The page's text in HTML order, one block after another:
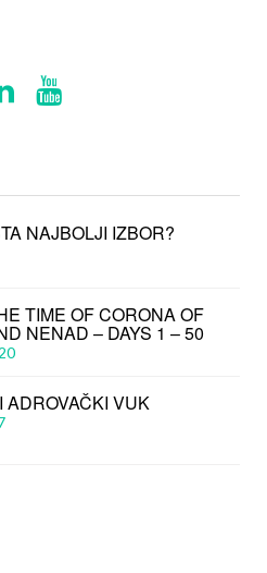
NAJBOLJI IZBOR?
TIME OF CORONA OF
NENAD – DAYS 1 – 50
ADROVAČKI VUK